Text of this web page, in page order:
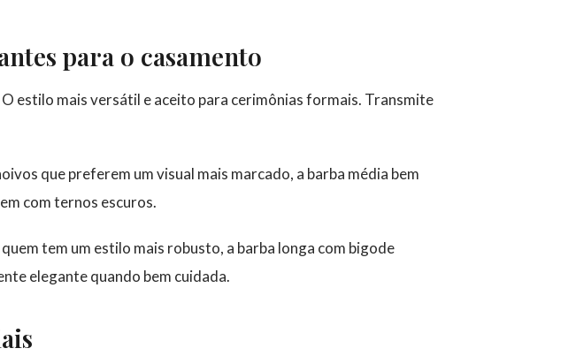
para o casamento
O estilo mais versátil e aceito para cerimônias formais. Transmite
que preferem um visual mais marcado, a barba média bem
com ternos escuros.
quem tem um estilo mais robusto, a barba longa com bigode
elegante quando bem cuidada.